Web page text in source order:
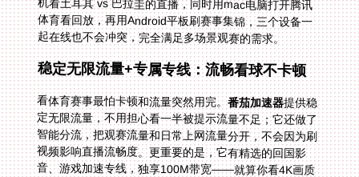
起在线也不会冲突，完全满足多场景观赛的需求。
稳定无限流量+专属专线：流畅看球不卡顿
看体育赛事最怕卡顿和流量突然用完。番茄加速器提供稳
定无限流量，不用担心看一半被提示流量不足；它还做了
智能分流，把观赛流量和日常上网流量分开，不会因为刷
视频影响直播流畅度。更重要的是，它有精选的回国影
音、游戏加速专线，独享100M带宽——就算你看4K画质